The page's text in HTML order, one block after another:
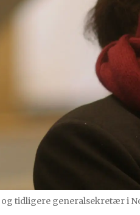
tidligere generalsekretær i